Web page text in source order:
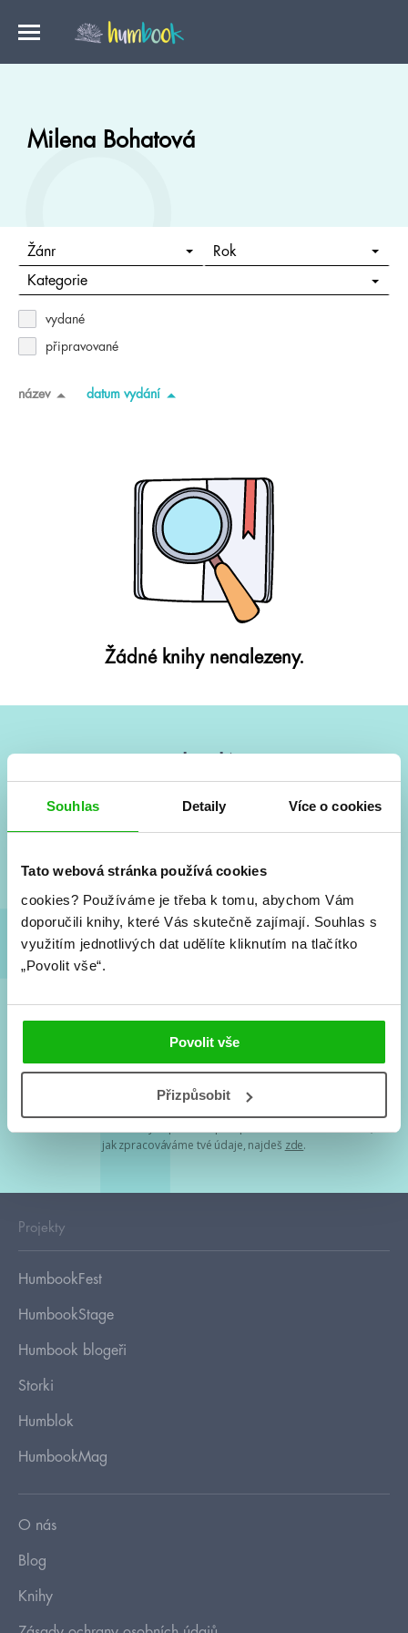
Souhlas Detaily Více o cookies
Tato webová stránka používá cookies
cookies? Používáme je třeba k tomu, abychom Vám
doporučili knihy, které Vás skutečně zajímají. Souhlas s
využitím jednotlivých dat udělíte kliknutím na tlačítko
„Povolit vše“.
Povolit vše
Přizpůsobit
Milena Bohatová
Žánr Rok
Kategorie
vydané
připravované
název datum vydání
Žádné knihy nenalezeny.
Vše kolem #youngadult každý měsíc rovnou do mailu!
a seriálové adaptace a další.
Souhlasím spodmínkami zpracování osobních údajů
Tvá e-mailová adresa je u nás v bezpečí. Přečti si
jak zpracováváme tvé údaje, najdeš zde.
Projekty
HumbookFest
HumbookStage
Humbook blogeři
Storki
Humblok
HumbookMag
O nás
Blog
Knihy